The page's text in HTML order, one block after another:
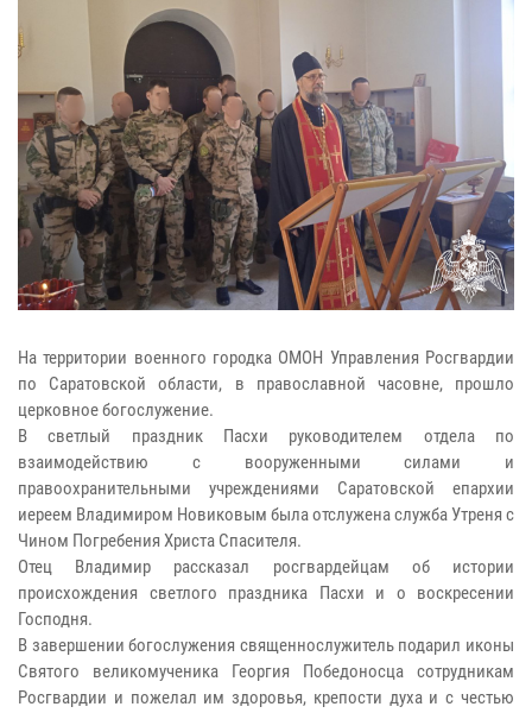
На территории военного городка ОМОН Управления Росгвардии
по Саратовской области, в православной часовне, прошло
церковное богослужение.
В светлый праздник Пасхи руководителем отдела по
взаимодействию с вооруженными силами и
правоохранительными учреждениями Саратовской епархии
иереем Владимиром Новиковым была отслужена служба Утреня с
Чином Погребения Христа Спасителя.
Отец Владимир рассказал росгвардейцам об истории
происхождения светлого праздника Пасхи и о воскресении
Господня.
В завершении богослужения священнослужитель подарил иконы
Святого великомученика Георгия Победоносца сотрудникам
Росгвардии и пожелал им здоровья, крепости духа и с честью